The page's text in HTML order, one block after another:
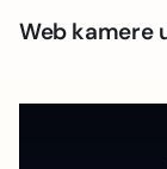
Web kamere